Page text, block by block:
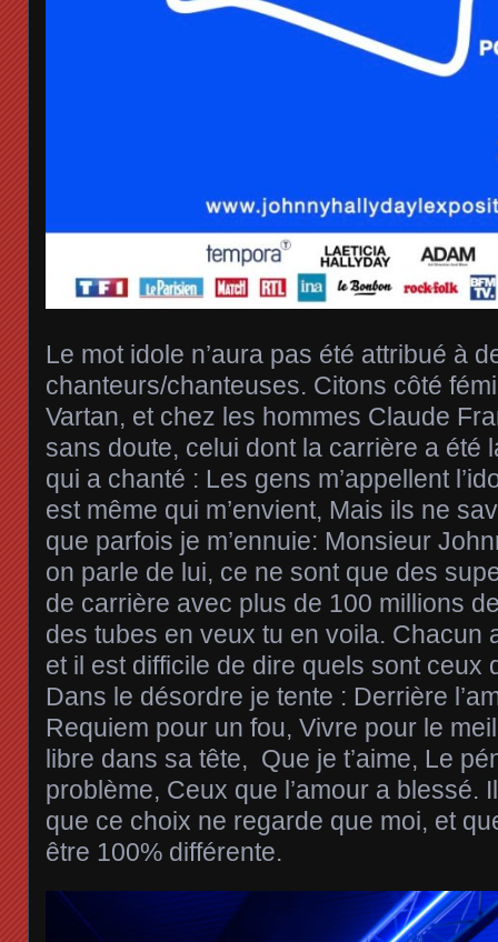
Le mot idole n’aura pas été attribué à
chanteurs/chanteuses. Citons côté
Vartan, et chez les hommes Claude
sans doute, celui dont la carrière a été
qui a chanté : Les gens m’appellent
est même qui m’envient, Mais ils ne
que parfois je m’ennuie: Monsieur
on parle de lui, ce ne sont que des
de carrière avec plus de 100 millions
des tubes en veux tu en voila. Chacun
et il est difficile de dire quels sont ceux
Dans le désordre je tente : Derrière
Requiem pour un fou, Vivre pour le
libre dans sa tête, Que je t’aime, Le
problème, Ceux que l’amour a blessé.
que ce choix ne regarde que moi, et
être 100% différente.